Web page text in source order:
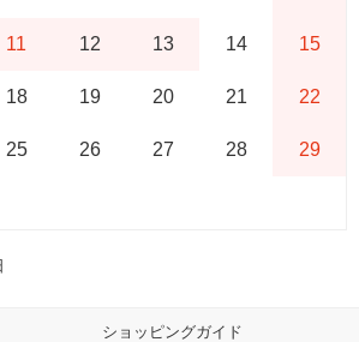
11 12 13 14 15
18 19 20 21 22
25 26 27 28 29
ショッピングガイド